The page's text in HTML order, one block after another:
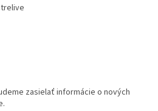
zasielať informácie o nových